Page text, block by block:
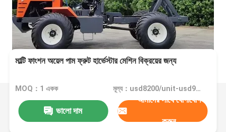
মাল্টি ফাংশন অয়েল পাম ফ্রুট হার্ভেস্টার মেশিন বিক্রয়ের জন্য
MOQ：1 একক মূল্য：usd8200/unit-usd9800/unit
ভালো দাম
আমাদের সাথে যোগাযোগ
করুন